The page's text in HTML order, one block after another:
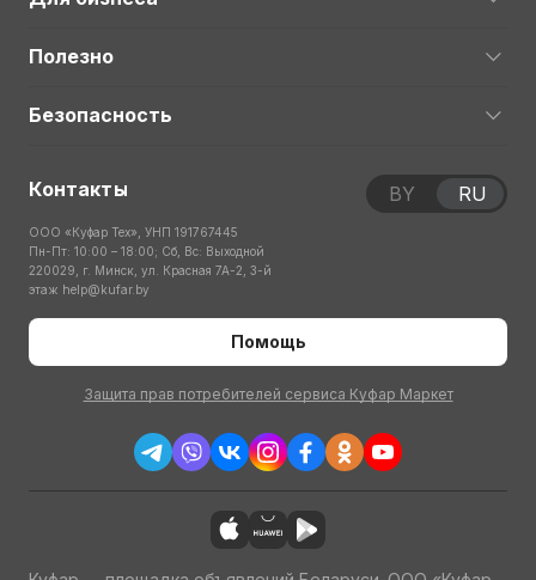
Полезно
Безопасность
Контакты
ООО «Куфар Тех», УНП 191767445
Пн-Пт: 10:00 – 18:00; Сб, Вс: Выходной
220029, г. Минск, ул. Красная 7А-2, 3-й
этаж help@kufar.by
Помощь
Защита прав потребителей сервиса Куфар Маркет
BY RU